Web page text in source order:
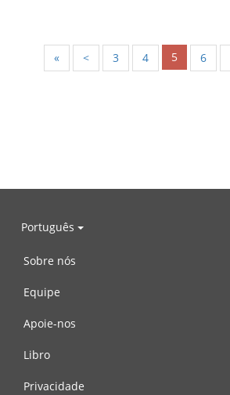
« < 3 4 5 6
Português
Sobre nós
Equipe
Apoie-nos
Libro
Privacidade